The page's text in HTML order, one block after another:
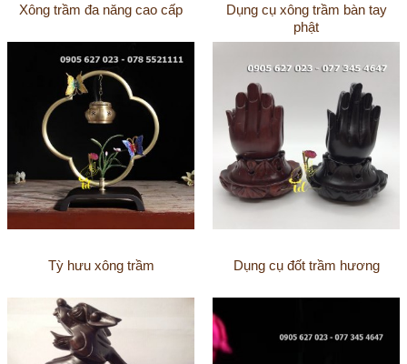
Xông trầm đa năng cao cấp
Dụng cụ xông trầm bàn tay
phật
Tỳ hưu xông trầm Dụng cụ đốt trầm hương